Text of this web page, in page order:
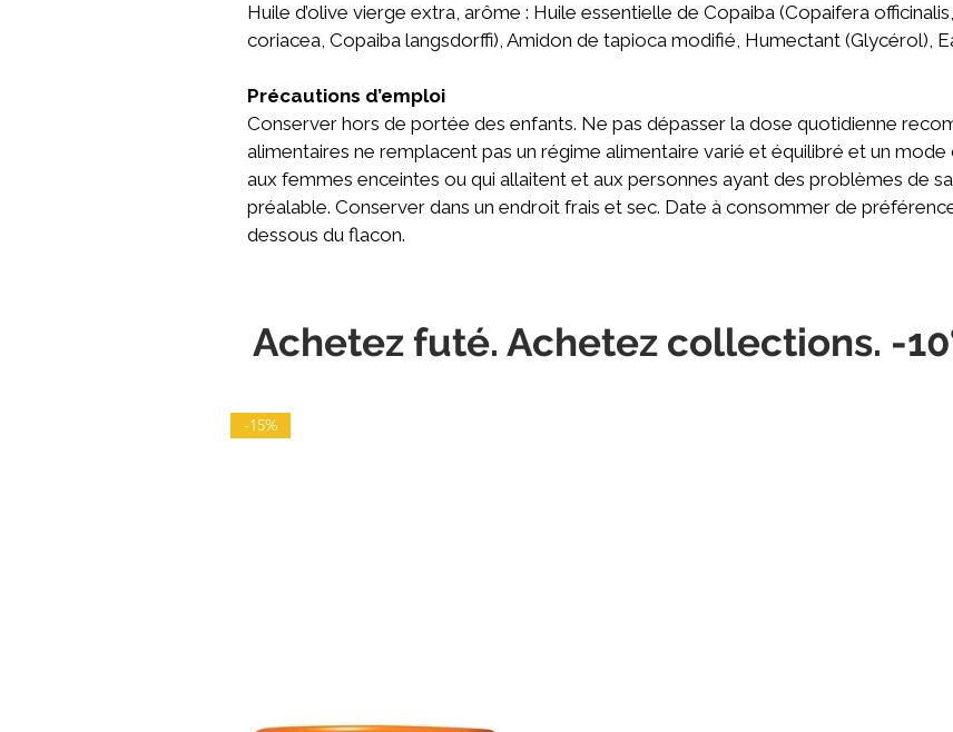
Huile d’olive vierge extra, arôme : Huile essentielle de Copaiba (Copaifera
coriacea, Copaiba langsdorffi), Amidon de tapioca modifié, Humectant (Glycérol),
Précautions d’emploi
Conserver hors de portée des enfants. Ne pas dépasser la dose quotidienne
alimentaires ne remplacent pas un régime alimentaire varié et équilibré et un
aux femmes enceintes ou qui allaitent et aux personnes ayant des problèmes de
préalable. Conserver dans un endroit frais et sec. Date à consommer de
dessous du flacon.
Achetez futé. Achetez collections. -
-15%